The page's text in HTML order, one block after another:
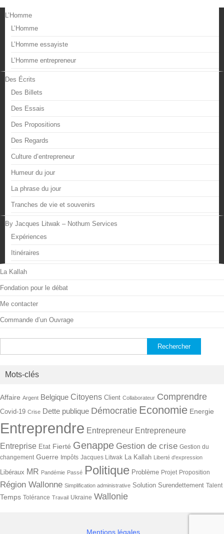
L’Homme
L’Homme
L’Homme essayiste
L’Homme entrepreneur
Des Écrits
Des Billets
Des Essais
Des Propositions
Des Regards
Culture d’entrepreneur
Humeur du jour
La phrase du jour
Tranches de vie et souvenirs
By Jacques Litwak – Nothum Services
Expériences
Itinéraires
La Kallah
Fondation pour le débat
Me contacter
Commande d’un Ouvrage
Mots-clés
Affaire Argent Belgique Citoyens Client Collaborateur Comprendre
Covid-19 Crise Dette publique Démocratie Economie Energie
Entreprendre Entrepreneur Entrepreneure
Entreprise Etat Fierté Genappe Gestion de crise Gestion du
changement Guerre Impôts Jacques Litwak La Kallah Liberté d'expression
Libéraux MR Pandémie Passé Politique Problème Projet Proposition
Région Wallonne Simplification administrative Solution Surendettement Talent
Temps Tolérance Travail Ukraine Wallonie
Mentions légales